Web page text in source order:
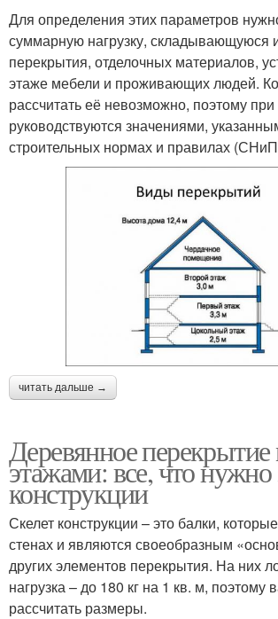
Для определения этих параметров
суммарную нагрузку, складывающуюся
перекрытия, отделочных материалов,
этаже мебели и проживающих людей.
рассчитать её невозможно, поэтому
руководствуются значениями,
строительных нормах и правилах
читать дальше →
Деревянное
этажами: все, что нужно
конструкции
Скелет конструкции – это балки,
стенах и являются своеобразным
других элементов перекрытия. На них
нагрузка – до 180 кг на 1 кв. м, поэтому
рассчитать размеры.